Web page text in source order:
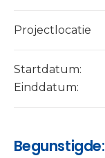
Projectlocatie
Startdatum:
Einddatum:
Begunstigde: